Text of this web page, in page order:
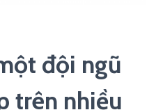
đội ngũ
trên nhiều